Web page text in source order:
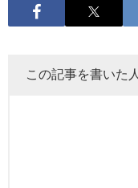
この記事を書いた人